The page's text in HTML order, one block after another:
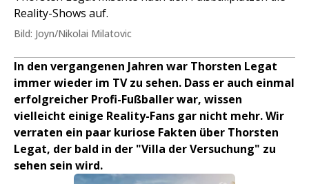
Reality-Shows auf.
Bild: Joyn/Nikolai Milatovic
In den vergangenen Jahren war Thorsten Legat
immer wieder im TV zu sehen. Dass er auch einmal
erfolgreicher Profi-Fußballer war, wissen
vielleicht einige Reality-Fans gar nicht mehr. Wir
verraten ein paar kuriose Fakten über Thorsten
Legat, der bald in der "Villa der Versuchung" zu
sehen sein wird.